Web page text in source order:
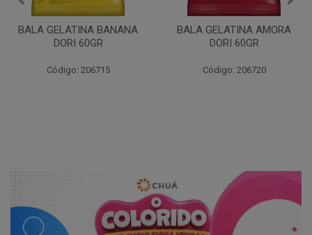
BALA GELATINA BANANA
DORI 60GR
Código: 206715
BALA GELATINA AMORA
DORI 60GR
Código: 206720